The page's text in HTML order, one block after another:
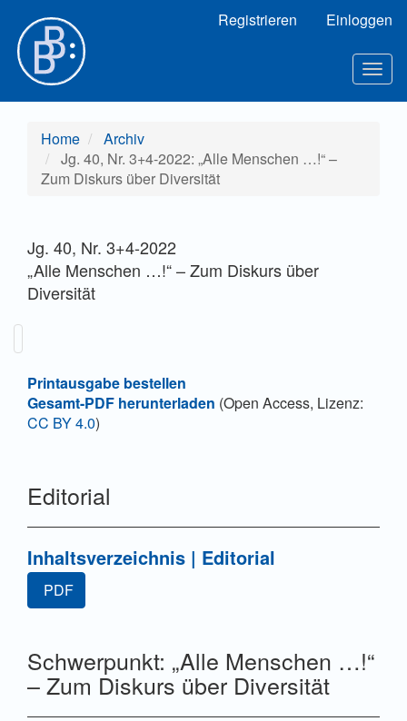
Hauptinhalt
Sidebar
Registrieren Einloggen
Home
Archiv
Jg. 40, Nr. 3+4-2022: „Alle Menschen …!“ –
Zum Diskurs über Diversität
Jg. 40, Nr. 3+4-2022
„Alle Menschen …!“ – Zum Diskurs über
Diversität
Printausgabe bestellen
Gesamt-PDF herunterladen (Open Access, Lizenz:
CC BY 4.0)
Editorial
Inhaltsverzeichnis | Editorial
PDF
Schwerpunkt: „Alle Menschen …!“
– Zum Diskurs über Diversität